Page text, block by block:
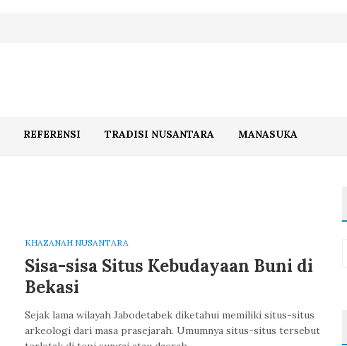
REFERENSI TRADISI NUSANTARA MANASUKA
KHAZANAH NUSANTARA
Sisa-sisa Situs Kebudayaan Buni di
Bekasi
Sejak lama wilayah Jabodetabek diketahui memiliki situs-situs
arkeologi dari masa prasejarah. Umumnya situs-situs tersebut